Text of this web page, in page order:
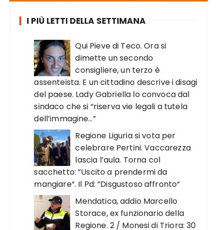
I PIÙ LETTI DELLA SETTIMANA
Qui Pieve di Teco. Ora si
dimette un secondo
consigliere, un terzo è
assenteista. E un cittadino descrive i disagi
del paese. Lady Gabriella lo convoca dal
sindaco che si “riserva vie legali a tutela
dell’immagine…”
Regione Liguria si vota per
celebrare Pertini. Vaccarezza
lascia l’aula. Torna col
sacchetto: ”Uscito a prendermi da
mangiare“. Il Pd: ”Disgustoso affronto“
Mendatica, addio Marcello
Storace, ex funzionario della
Regione. 2 / Monesi di Triora: 30